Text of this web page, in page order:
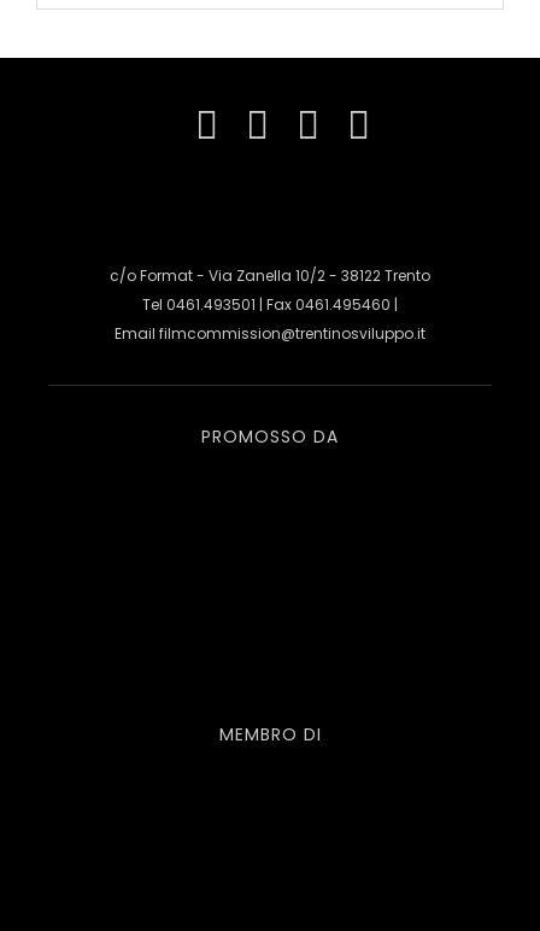
c/o Format - Via Zanella 10/2 - 38122 Trento
Tel 0461.493501 | Fax 0461.495460 |
Email filmcommission@trentinosviluppo.it
PROMOSSO DA
MEMBRO DI